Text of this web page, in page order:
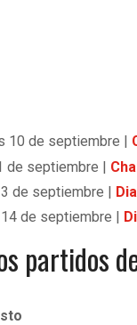
10 de septiembre |
de septiembre |
de septiembre |
de septiembre |
partidos